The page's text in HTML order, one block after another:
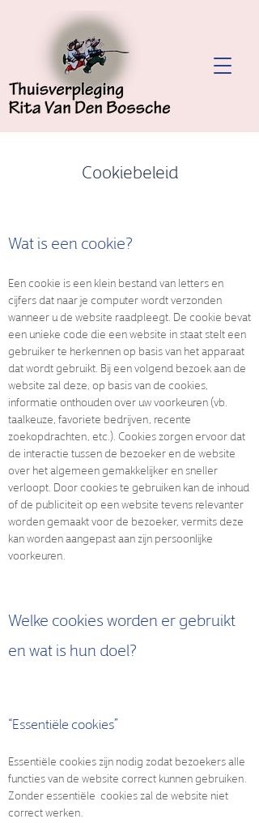
Cookiebeleid
Wat is een cookie?
Een cookie is een klein bestand van letters en
cijfers dat naar je computer wordt verzonden
wanneer u de website raadpleegt. De cookie bevat
een unieke code die een website in staat stelt een
gebruiker te herkennen op basis van het apparaat
dat wordt gebruikt. Bij een volgend bezoek aan de
website zal deze, op basis van de cookies,
informatie onthouden over uw voorkeuren (vb.
taalkeuze, favoriete bedrijven, recente
zoekopdrachten, etc.). Cookies zorgen ervoor dat
de interactie tussen de bezoeker en de website
over het algemeen gemakkelijker en sneller
verloopt. Door cookies te gebruiken kan de inhoud
of de publiciteit op een website tevens relevanter
worden gemaakt voor de bezoeker, vermits deze
kan worden aangepast aan zijn persoonlijke
voorkeuren.
Welke cookies worden er gebruikt
en wat is hun doel?
“Essentiële cookies”
Essentiële cookies zijn nodig zodat bezoekers alle
functies van de website correct kunnen gebruiken.
Zonder essentiële cookies zal de website niet
correct werken.